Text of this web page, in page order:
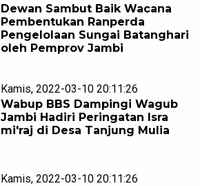
Dewan Sambut Baik Wacana
Pembentukan Ranperda
Pengelolaan Sungai Batanghari
oleh Pemprov Jambi
Kamis, 2022-03-10 20:11:26
Wabup BBS Dampingi Wagub
Jambi Hadiri Peringatan Isra
mi'raj di Desa Tanjung Mulia
Kamis, 2022-03-10 20:11:26